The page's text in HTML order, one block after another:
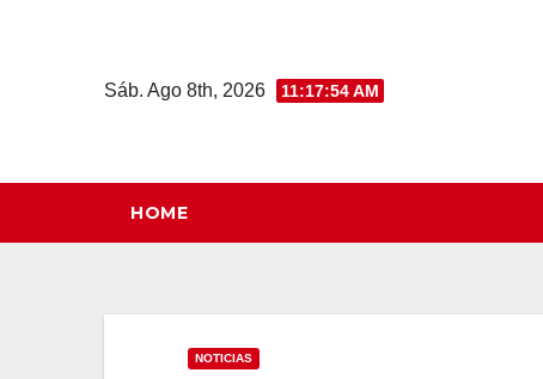
Sáb. Ago 8th, 2026 11:17:55 AM
HOME
NOTICIAS